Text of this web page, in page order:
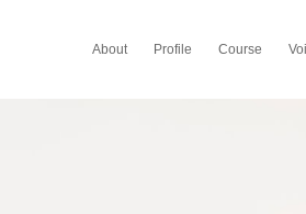
About Profile Course